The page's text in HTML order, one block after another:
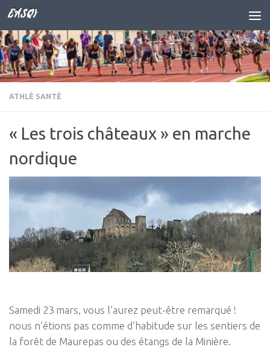
Skip to content
EASQY
ATHLÉ SANTÉ
« Les trois châteaux » en marche
nordique
Samedi 23 mars, vous l’aurez peut-être remarqué !
nous n’étions pas comme d’habitude sur les sentiers de
la forêt de Maurepas ou des étangs de la Minière.